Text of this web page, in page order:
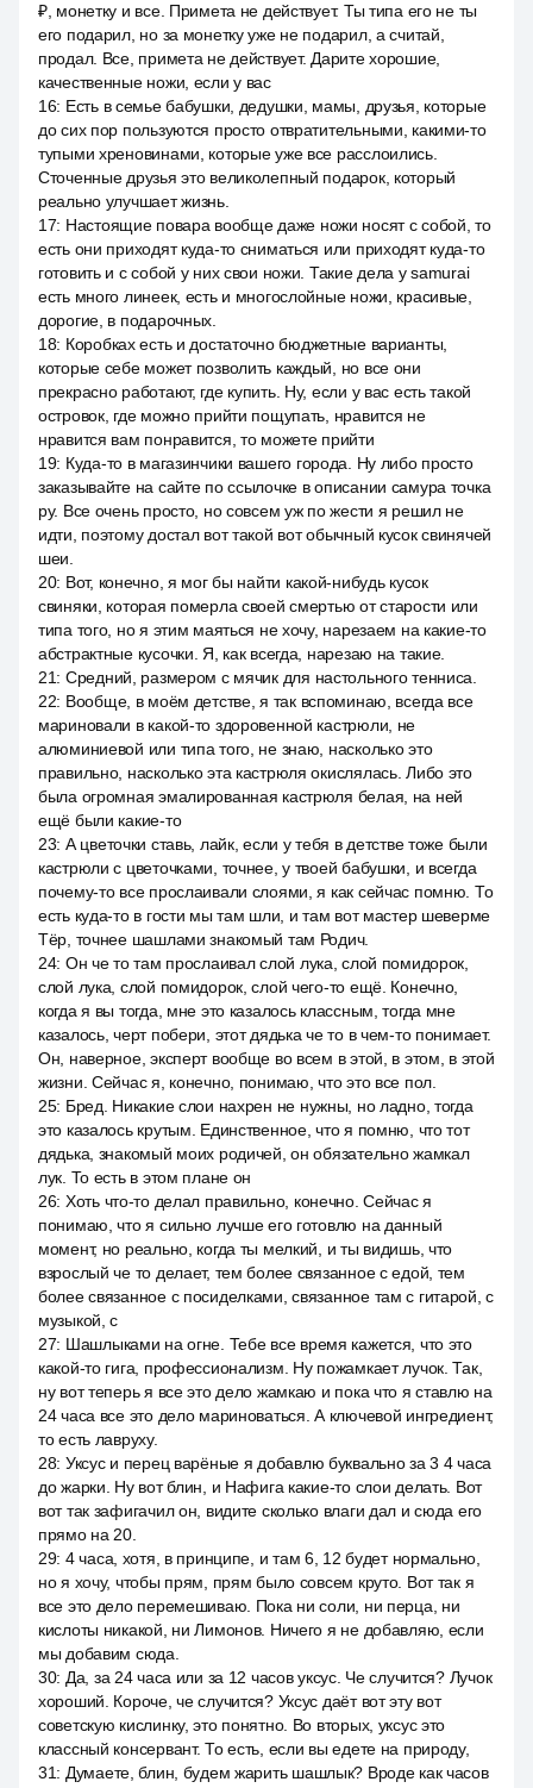
₽, монетку и все. Примета не действует. Ты типа его не ты
его подарил, но за монетку уже не подарил, а считай,
продал. Все, примета не действует. Дарите хорошие,
качественные ножи, если у вас
16: Есть в семье бабушки, дедушки, мамы, друзья, которые
до сих пор пользуются просто отвратительными, какими-то
тупыми хреновинами, которые уже все расслоились.
Сточенные друзья это великолепный подарок, который
реально улучшает жизнь.
17: Настоящие повара вообще даже ножи носят с собой, то
есть они приходят куда-то сниматься или приходят куда-то
готовить и с собой у них свои ножи. Такие дела у samurai
есть много линеек, есть и многослойные ножи, красивые,
дорогие, в подарочных.
18: Коробках есть и достаточно бюджетные варианты,
которые себе может позволить каждый, но все они
прекрасно работают, где купить. Ну, если у вас есть такой
островок, где можно прийти пощупать, нравится не
нравится вам понравится, то можете прийти
19: Куда-то в магазинчики вашего города. Ну либо просто
заказывайте на сайте по ссылочке в описании самура точка
ру. Все очень просто, но совсем уж по жести я решил не
идти, поэтому достал вот такой вот обычный кусок свинячей
шеи.
20: Вот, конечно, я мог бы найти какой-нибудь кусок
свиняки, которая померла своей смертью от старости или
типа того, но я этим маяться не хочу, нарезаем на какие-то
абстрактные кусочки. Я, как всегда, нарезаю на такие.
21: Средний, размером с мячик для настольного тенниса.
22: Вообще, в моём детстве, я так вспоминаю, всегда все
мариновали в какой-то здоровенной кастрюли, не
алюминиевой или типа того, не знаю, насколько это
правильно, насколько эта кастрюля окислялась. Либо это
была огромная эмалированная кастрюля белая, на ней
ещё были какие-то
23: А цветочки ставь, лайк, если у тебя в детстве тоже были
кастрюли с цветочками, точнее, у твоей бабушки, и всегда
почему-то все прослаивали слоями, я как сейчас помню. То
есть куда-то в гости мы там шли, и там вот мастер шеверме
Тёр, точнее шашлами знакомый там Родич.
24: Он че то там прослаивал слой лука, слой помидорок,
слой лука, слой помидорок, слой чего-то ещё. Конечно,
когда я вы тогда, мне это казалось классным, тогда мне
казалось, черт побери, этот дядька че то в чем-то понимает.
Он, наверное, эксперт вообще во всем в этой, в этом, в этой
жизни. Сейчас я, конечно, понимаю, что это все пол.
25: Бред. Никакие слои нахрен не нужны, но ладно, тогда
это казалось крутым. Единственное, что я помню, что тот
дядька, знакомый моих родичей, он обязательно жамкал
лук. То есть в этом плане он
26: Хоть что-то делал правильно, конечно. Сейчас я
понимаю, что я сильно лучше его готовлю на данный
момент, но реально, когда ты мелкий, и ты видишь, что
взрослый че то делает, тем более связанное с едой, тем
более связанное с посиделками, связанное там с гитарой, с
музыкой, с
27: Шашлыками на огне. Тебе все время кажется, что это
какой-то гига, профессионализм. Ну пожамкает лучок. Так,
ну вот теперь я все это дело жамкаю и пока что я ставлю на
24 часа все это дело мариноваться. А ключевой ингредиент,
то есть лавруху.
28: Уксус и перец варёные я добавлю буквально за 3 4 часа
до жарки. Ну вот блин, и Нафига какие-то слои делать. Вот
вот так зафигачил он, видите сколько влаги дал и сюда его
прямо на 20.
29: 4 часа, хотя, в принципе, и там 6, 12 будет нормально,
но я хочу, чтобы прям, прям было совсем круто. Вот так я
все это дело перемешиваю. Пока ни соли, ни перца, ни
кислоты никакой, ни Лимонов. Ничего я не добавляю, если
мы добавим сюда.
30: Да, за 24 часа или за 12 часов уксус. Че случится? Лучок
хороший. Короче, че случится? Уксус даёт вот эту вот
советскую кислинку, это понятно. Во вторых, уксус это
классный консервант. То есть, если вы едете на природу,
31: Думаете, блин, будем жарить шашлык? Вроде как часов